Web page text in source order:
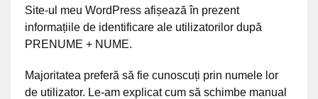
Site-ul meu WordPress afișează în prezent
informațiile de identificare ale utilizatorilor după
PRENUME + NUME.
Majoritatea preferă să fie cunoscuți prin numele lor
de utilizator. Le-am explicat cum să schimbe manual